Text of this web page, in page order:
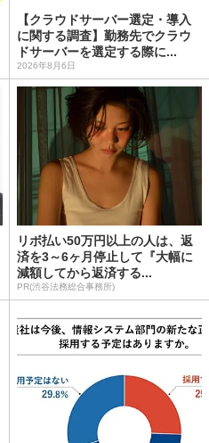
【クラウドサーバー選定・導入
に関する調査】勤務先でクラウ
ドサーバーを選定する際に...
2026年8月6日
リボ払い50万円以上の人は、返
済を3～6ヶ月停止して『大幅に
減額してから返済する...
PR(渋谷法務総合事務所)